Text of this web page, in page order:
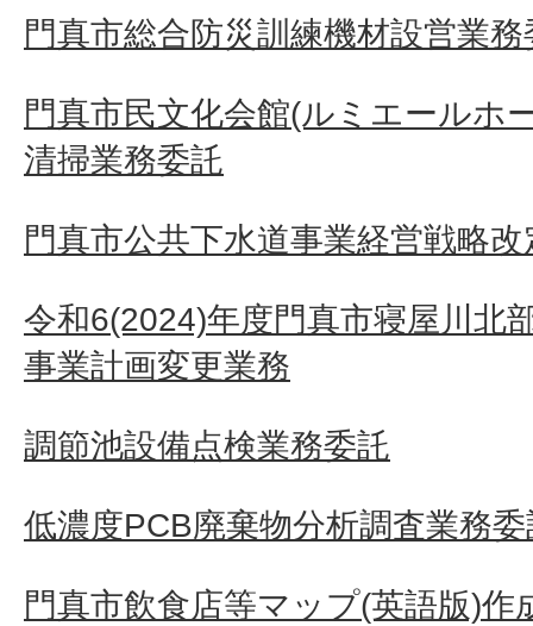
門真市総合防災訓練機材設営業務
門真市民文化会館(ルミエールホ
清掃業務委託
門真市公共下水道事業経営戦略
令和6(2024)年度門真市寝屋川北
事業計画変更業務
調節池設備点検業務委託
低濃度PCB廃棄物分析調査業務委
門真市飲食店等マップ(英語版)作